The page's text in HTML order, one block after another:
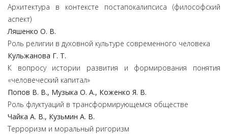
Архитектура в контексте постапокалипсиса (философский
аспект)
Ляшенко О. В.
Роль религии в духовной культуре современного человека
Кульжанова Г. Т.
К вопросу истории развития и формирования понятия
«человеческий капитал»
Попов В. В., Музыка О. А., Коженко Я. В.
Роль флуктуаций в трансформирующемся обществе
Чайка А. В., Кузьмин А. В.
Терроризм и моральный ригоризм